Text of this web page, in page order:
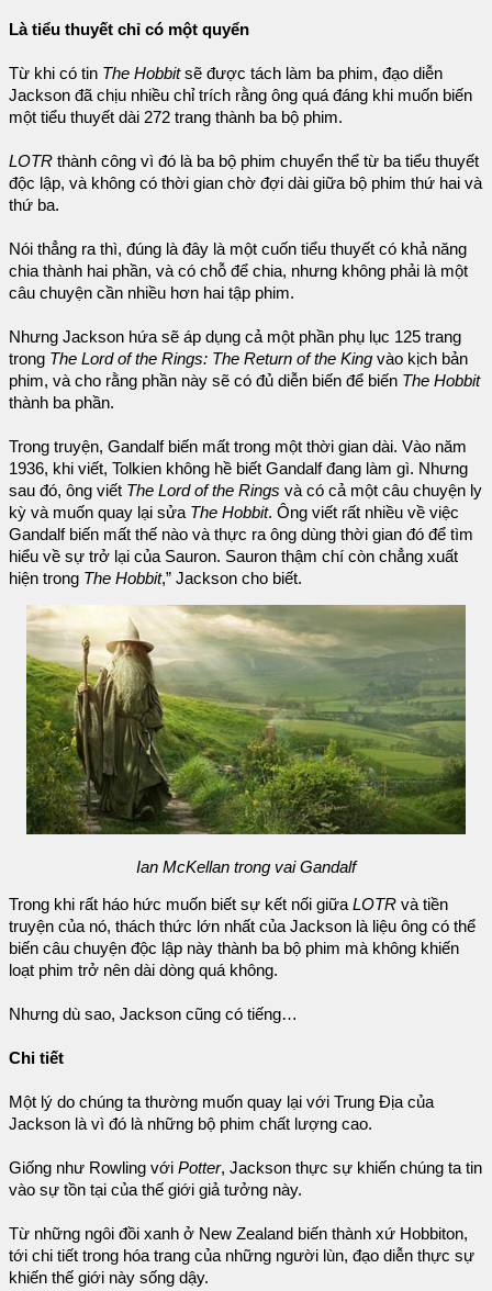
Là tiểu thuyết chỉ có một quyển
Từ khi có tin The Hobbitsẽ được tách làm ba phim, đạo diễn
Jackson đã chịu nhiều chỉ trích rằng ông quá đáng khi muốn biến
một tiểu thuyết dài 272 trang thành ba bộ phim.
LOTR thành công vì đó là ba bộ phim chuyển thể từ ba tiểu thuyết
độc lập, và không có thời gian chờ đợi dài giữa bộ phim thứ hai và
thứ ba.
Nói thẳng ra thì, đúng là đây là một cuốn tiểu thuyết có khả năng
chia thành hai phần, và có chỗ để chia, nhưng không phải là một
câu chuyện cần nhiều hơn hai tập phim.
Nhưng Jackson hứa sẽ áp dụng cả một phần phụ lục 125 trang
trong The Lord of the Rings: The Return of the King vào kịch bản
phim, và cho rằng phần này sẽ có đủ diễn biến để biến The Hobbit
thành ba phần.
Trong truyện, Gandalf biến mất trong một thời gian dài. Vào năm
1936, khi viết, Tolkien không hề biết Gandalf đang làm gì. Nhưng
sau đó, ông viết The Lord of the Rings và có cả một câu chuyện ly
kỳ và muốn quay lại sửa The Hobbit. Ông viết rất nhiều về việc
Gandalf biến mất thế nào và thực ra ông dùng thời gian đó để tìm
hiểu về sự trở lại của Sauron. Sauron thậm chí còn chẳng xuất
hiện trong The Hobbit,” Jackson cho biết.
Ian McKellan trong vai Gandalf
Trong khi rất háo hức muốn biết sự kết nối giữaLOTR và tiền
truyện của nó, thách thức lớn nhất của Jackson là liệu ông có thể
biến câu chuyện độc lập này thành ba bộ phim mà không khiến
loạt phim trở nên dài dòng quá không.
Nhưng dù sao, Jackson cũng có tiếng…
Chi tiết
Một lý do chúng ta thường muốn quay lại với Trung Địa của
Jackson là vì đó là những bộ phim chất lượng cao.
Giống như Rowling với Potter, Jackson thực sự khiến chúng ta tin
vào sự tồn tại của thế giới giả tưởng này.
Từ những ngôi đồi xanh ở New Zealand biến thành xứ Hobbiton,
tới chi tiết trong hóa trang của những người lùn, đạo diễn thực sự
khiến thế giới này sống dậy.